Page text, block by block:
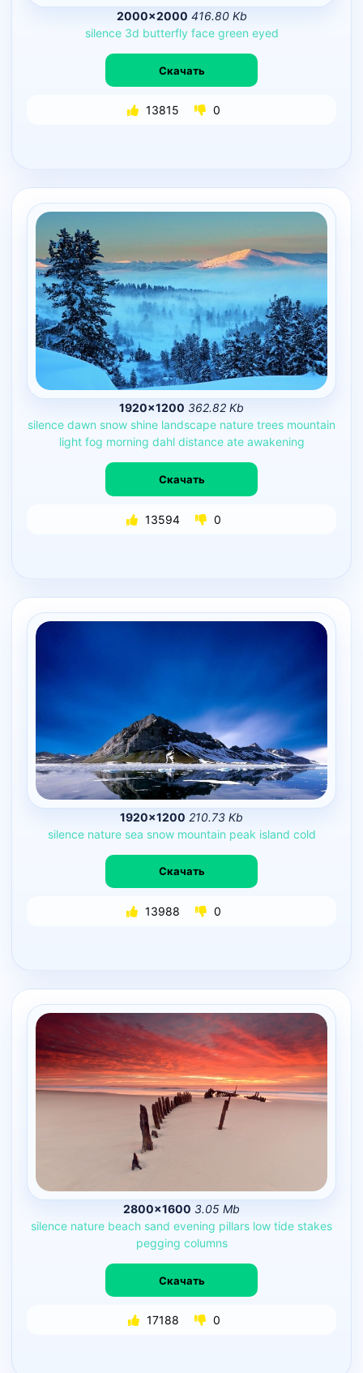
2000×2000 416.80 Kb
silence 3d butterfly face green eyed
Скачать
13815 0
1920×1200 362.82 Kb
silence dawn snow shine landscape nature trees mountain
light fog morning dahl distance ate awakening
Скачать
13594 0
1920×1200 210.73 Kb
silence nature sea snow mountain peak island cold
Скачать
13988 0
2800×1600 3.05 Mb
silence nature beach sand evening pillars low tide stakes
pegging columns
Скачать
17188 0